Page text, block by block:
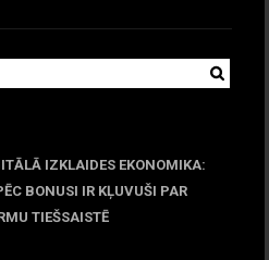
IZKLAIDES EKONOMIKA:
BONUSI IR KĻUVUŠI PAR
TIEŠSAISTĒ